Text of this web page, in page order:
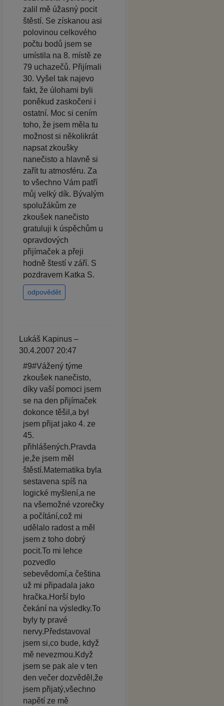
zalil mě úžasný pocit
štěstí. Se získanou asi
polovinou celkového
počtu bodů jsem se
umístila na 8. místě ze
79 uchazečů. Přijímali
30. Vyšel tak najevo
fakt, že úlohami byli
poněkud zaskočeni i
ostatní. Moc si cením
toho, že jsem měla tu
možnost si několikrát
napsat zkoušky
nanečisto a hlavně si
zařít tu atmosféru. Za
to všechno Vám patří
můj velký dík. Bývalým
spolužákům ze
zkoušek nanečisto
gratuluji k úspěchům u
opravdových
přijímaček a přeji
hodně štestí v září. S
pozdravem Katka S.
odpovědět
Lukáš Kapinus –
30.4.2007 20:47
#9#Vážený týme
zkoušek nanečisto,
díky vaší pomoci jsem
se na den přijímaček
dokonce těšil,a byl
jsem přijat jako 4. ze
45.
přihlášených.Pravda
je,že jsem měl
štěstí.Matematika byla
sestavena spíš na
logické myšlení,a ne
na všemožné vzorečky
a počítání,což mi
udělalo radost a měl
jsem z toho dobrý
pocit.To mi lehce
pozvedlo
sebevědomí,a čeština
už mi připadala jako
hračka.Horší bylo
čekání na výsledky.To
byly ty pravé
nervy.Představoval
jsem si,co bude, když
mě nevezmou.Když
jsem se pak ale v ten
den večer dozvěděl,že
jsem přijatý,všechno
napětí ze mě